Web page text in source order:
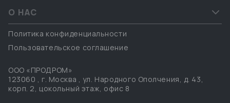
О НАС
Политика конфиденциальности
Пользовательское соглашение
ООО «ПРОДРОМ»
123060 , г. Москва , ул. Народного Ополчения, д. 43,
корп. 2, цокольный этаж, офис 8